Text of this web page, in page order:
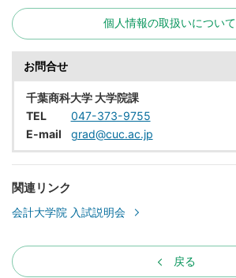
個人情報の取扱いについて
お問合せ
千葉商科大学 大学院課
TEL
047-373-9755
E-mail
grad@cuc.ac.jp
関連リンク
会計大学院 入試説明会
戻る